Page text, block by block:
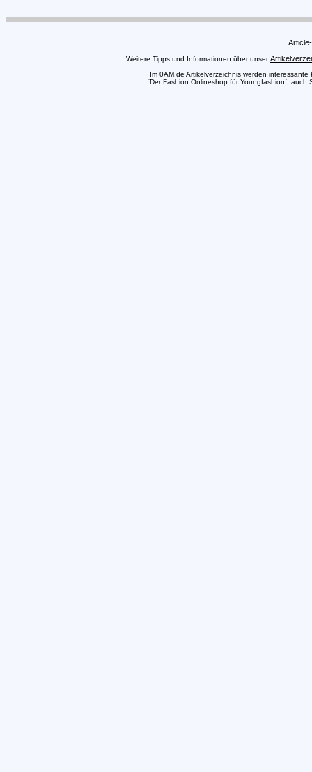
Weitere Tipps und Informationen über unser
Im 0AM.de Artikelverzeichnis werden
`Der Fashion Onlineshop für Youngfashion`,